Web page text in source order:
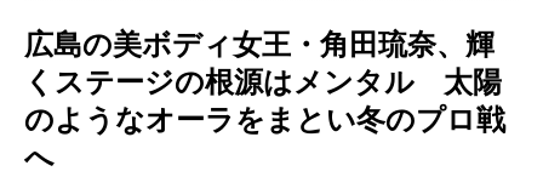
広島の美ボディ女王・角田琉奈、輝
くステージの根源はメンタル 太陽
のようなオーラをまとい冬のプロ戦
へ